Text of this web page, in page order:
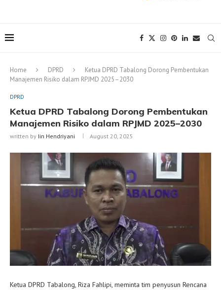
Home DPRD
Ketua DPRD Tabalong Dorong Pembentukan
Manajemen Risiko dalam RPJMD 2025–2030
DPRD
Ketua DPRD Tabalong Dorong Pembentukan
Manajemen Risiko dalam RPJMD 2025–2030
written by Iin Hendriyani August 20, 2025
Ketua DPRD Tabalong, Riza Fahlipi, meminta tim penyusun Rencana